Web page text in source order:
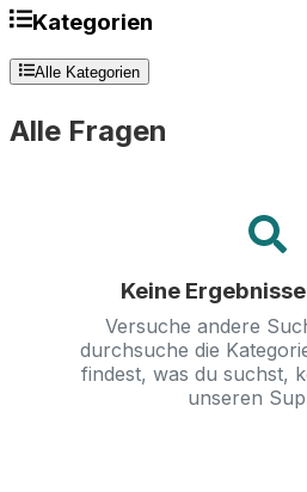
Alle Fragen
Keine
Versuche andere
durchsuche die
findest, was du suchst,
unseren
Kategorien
Alle Kategorien